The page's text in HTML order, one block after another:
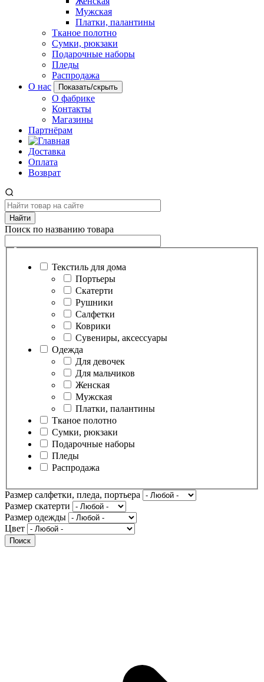
Мужская
Платки, палантины
Тканое полотно
Сумки, рюкзаки
Подарочные наборы
Пледы
Распродажа
О нас
Показать/скрыть
О фабрике
Контакты
Магазины
Партнёрам
Доставка
Оплата
Возврат
Найти
Поиск по названию товара
Текстиль для дома
Портьеры
Скатерти
Рушники
Салфетки
Коврики
Сувениры, аксессуары
Одежда
Для девочек
Для мальчиков
Женская
Мужская
Платки, палантины
Тканое полотно
Сумки, рюкзаки
Подарочные наборы
Пледы
Распродажа
Размер салфетки, пледа, портьера
Размер скатерти
Размер одежды
Цвет
Поиск